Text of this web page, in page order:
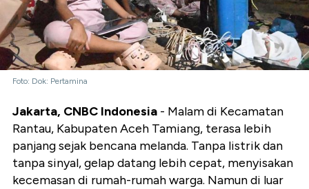
Foto: Dok: Pertamina
Jakarta, CNBC Indonesia - Malam di Kecamatan
Rantau, Kabupaten Aceh Tamiang, terasa lebih
panjang sejak bencana melanda. Tanpa listrik dan
tanpa sinyal, gelap datang lebih cepat, menyisakan
kecemasan di rumah-rumah warga. Namun di luar